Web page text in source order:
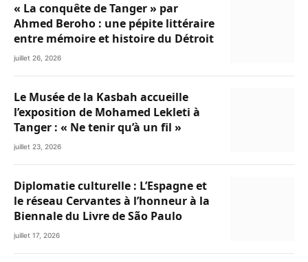
« La conquête de Tanger » par
Ahmed Beroho : une pépite littéraire
entre mémoire et histoire du Détroit
juillet 26, 2026
Le Musée de la Kasbah accueille
l’exposition de Mohamed Lekleti à
Tanger : « Ne tenir qu’à un fil »
juillet 23, 2026
Diplomatie culturelle : L’Espagne et
le réseau Cervantes à l’honneur à la
Biennale du Livre de São Paulo
juillet 17, 2026